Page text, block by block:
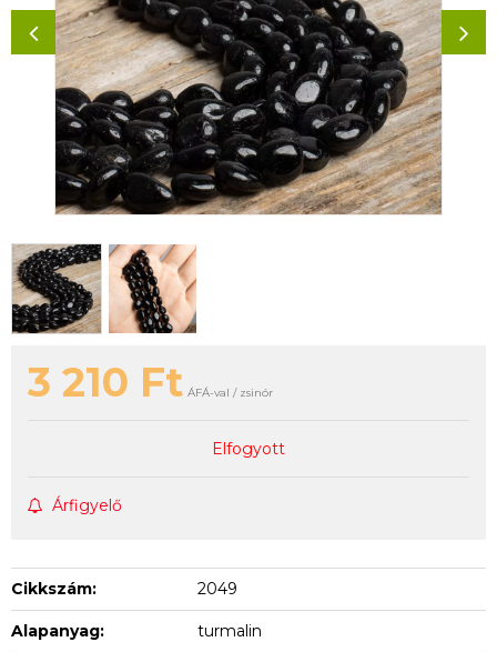
3 210 Ft ÁFÁ-val / zsinór
Elfogyott
Árfigyelő
Cikkszám: 2049
Alapanyag: turmalin